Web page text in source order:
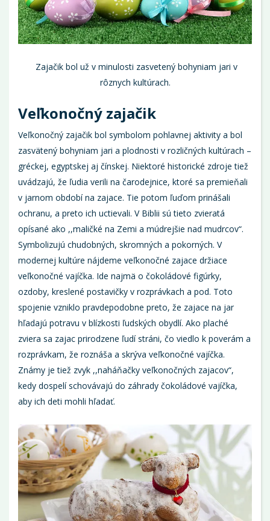
Zajačik bol už v minulosti zasvetený bohyniam jari v
rôznych kultúrach.
Veľkonočný zajačik
Veľkonočný zajačik bol symbolom pohlavnej aktivity a bol
zasvätený bohyniam jari a plodnosti v rozličných kultúrach –
gréckej, egyptskej aj čínskej. Niektoré historické zdroje tiež
uvádzajú, že ľudia verili na čarodejnice, ktoré sa premieňali
v jarnom období na zajace. Tie potom ľuďom prinášali
ochranu, a preto ich uctievali. V Biblii sú tieto zvieratá
opísané ako ,,maličké na Zemi a múdrejšie nad mudrcov“.
Symbolizujú chudobných, skromných a pokorných. V
modernej kultúre nájdeme veľkonočné zajace držiace
veľkonočné vajíčka. Ide najmä o čokoládové figúrky,
ozdoby, kreslené postavičky v rozprávkach a pod. Toto
spojenie vzniklo pravdepodobne preto, že zajace na jar
hľadajú potravu v blízkosti ľudských obydlí. Ako plaché
zviera sa zajac prirodzene ľudí stráni, čo viedlo k poverám a
rozprávkam, že roznáša a skrýva veľkonočné vajíčka.
Známy je tiež zvyk ,,naháňačky veľkonočných zajacov“,
kedy dospelí schovávajú do záhrady čokoládové vajíčka,
aby ich deti mohli hľadať.